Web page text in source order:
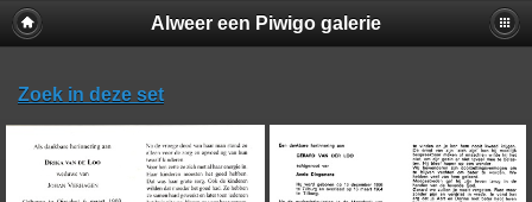
Alweer een Piwigo galerie
Zoek in deze set